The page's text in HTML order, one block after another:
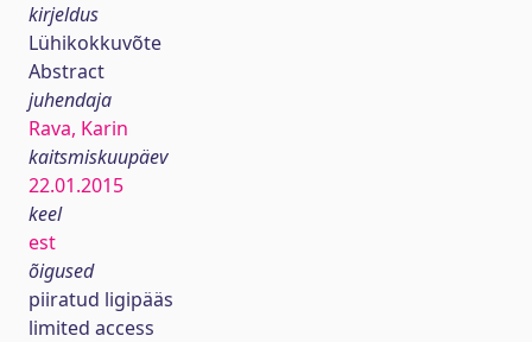
kirjeldus
Lühikokkuvõte
Abstract
juhendaja
Rava, Karin
kaitsmiskuupäev
22.01.2015
keel
est
õigused
piiratud ligipääs
limited access